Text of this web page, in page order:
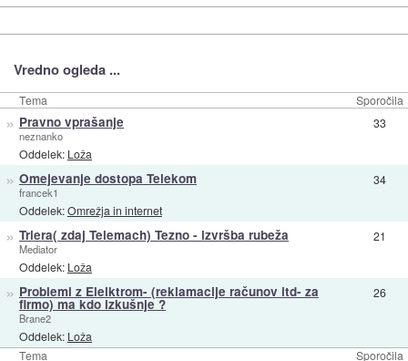
Vredno ogleda ...
Tema Sporočila
Tema Sporočila
» Pravno vprašanje
neznanko
Oddelek: Loža
33
» Omejevanje dostopa Telekom
francek1
Oddelek:Omrežja in internet
34
» Triera( zdaj Telemach) Tezno - izvršba rubeža
Mediator
Oddelek: Loža
21
» Problemi z Elelktrom- (reklamacije računov itd- za
firmo) ma kdo izkušnje ?
Brane2
Oddelek: Loža
26